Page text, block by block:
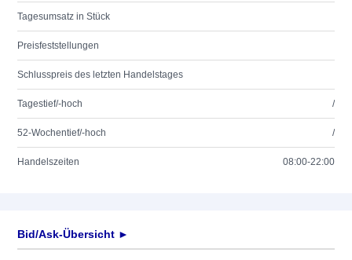
Tagesumsatz in Stück
Preisfeststellungen
Schlusspreis des letzten Handelstages
Tagestief/-hoch /
52-Wochentief/-hoch /
Handelszeiten 08:00-22:00
Bid/Ask-Übersicht ►